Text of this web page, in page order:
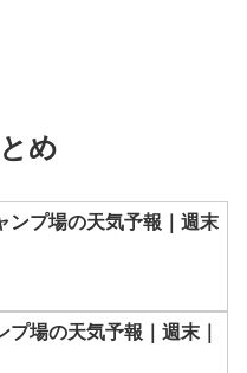
め
ンプ場の天気予報｜週末
プ場の天気予報｜週末｜